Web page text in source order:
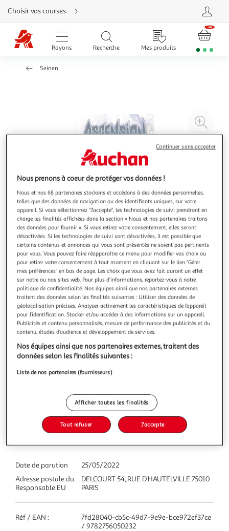
Aller
directement
au
contenu
Aller
directement
Aller
besoin
Choisir vos courses
Rayons Recherche Mes produits
Seinen
à
ASCENSION TOME 17, Sakamoto Shin'ichi
Buntarô veut redescendre pour retrouver sa famille. Hélas,
le mal des hauteurs l'entraîne sur de mauvaises pentes. Ses
espoirs de survie s'amenuisent. Jusqu'à ce que la montagne
lui accorde un ultime sursis ! Mais à quel prix ? Le sommet
de ses rêves le guide à travers la tourmente et ses propres
En savoir +
Vous voulez connaître le prix de ce produit ?
Afficher le prix
Caractéristiques
Date de parution
25/05/2022
Adresse postale du
Responsable EU
DELCOURT 54, RUE D'HAUTELVILLE 75010
PARIS
Réf / EAN :
7fd28040-cb5c-49d7-9e9e-bce972ef37ce
/ 9782756050232
Nous prenons à coeur de protéger vos données !
Nous et nos 68 partenaires stockons et accédons à des données personnelles,
telles que des données de navigation ou des identifiants uniques, sur votre
appareil. Si vous sélectionnez "J'accepte", les technologies de suivi prendront en
charge les finalités affichées dans la section « Nous et nos partenaires traitons
des données pour fournir ». Si vous retirez votre consentement, elles seront
désactivées. Si les technologies de suivi sont désactivées, il est possible que
certains contenus et annonces qui vous sont présentés ne soient pas pertinents
pour vous. Vous pouvez faire réapparaître ce menu pour modifier vos choix ou
pour retirer votre consentement à tout moment en cliquant sur le lien "Gérer
mes préférences" en bas de page. Les choix que vous avez fait auront un effet
sur notre ou nos sites web. Pour plus d’informations, reportez-vous à notre
politique de confidentialité. Nos équipes ainsi que nos partenaires externes
traitent des données selon les finalités suivantes : Utiliser des données de
géolocalisation précises. Analyser activement les caractéristiques de l’appareil
pour l’identification. Stocker et/ou accéder à des informations sur un appareil.
Publicités et contenu personnalisés, mesure de performance des publicités et du
contenu, études d’audience et développement de services.
Nos équipes ainsi que nos partenaires externes, traitent des
données selon les finalités suivantes :
Liste de nos partenaires (fournisseurs)
Afficher toutes les finalités
Tout refuser J'accepte
Continuer sans accepter